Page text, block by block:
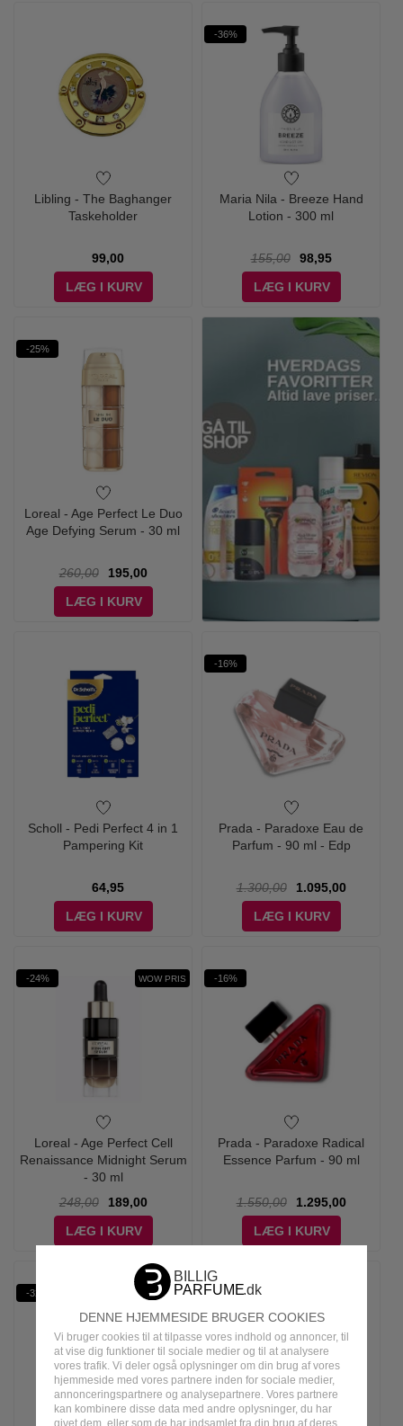
DENNE HJEMMESIDE BRUGER COOKIES
Vi bruger cookies til at tilpasse vores indhold og annoncer, til
at vise dig funktioner til sociale medier og til at analysere
vores trafik. Vi deler også oplysninger om din brug af vores
hjemmeside med vores partnere inden for sociale medier,
annonceringspartnere og analysepartnere. Vores partnere
kan kombinere disse data med andre oplysninger, du har
givet dem, eller som de har indsamlet fra din brug af deres
Libling - The Baghanger
Taskeholder
99,00
LÆG I KURV
-36%
Maria Nila - Breeze Hand
Lotion - 300 ml
155,00
98,95
LÆG I KURV
-25%
Loreal - Age Perfect Le Duo
Age Defying Serum - 30 ml
260,00
195,00
LÆG I KURV
Scholl - Pedi Perfect 4 in 1
Pampering Kit
64,95
LÆG I KURV
-16%
Prada - Paradoxe Eau de
Parfum - 90 ml - Edp
1.300,00
1.095,00
LÆG I KURV
-24% WOW PRIS
Loreal - Age Perfect Cell
Renaissance Midnight Serum
- 30 ml
248,00
189,00
LÆG I KURV
-16%
Prada - Paradoxe Radical
Essence Parfum - 90 ml
1.550,00
1.295,00
LÆG I KURV
-32% 2-PAK -16%